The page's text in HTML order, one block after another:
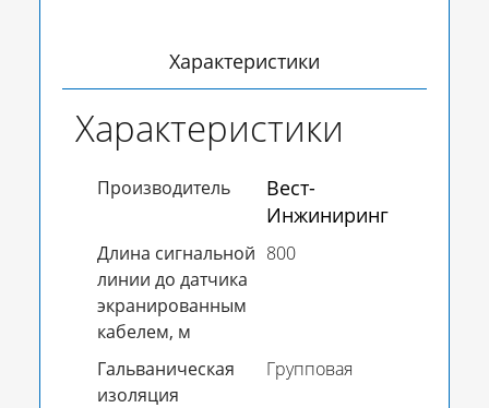
Характеристики
Характеристики
Производитель
Вест-
Инжиниринг
Длина сигнальной
линии до датчика
экранированным
кабелем, м
800
Гальваническая
изоляция
Групповая